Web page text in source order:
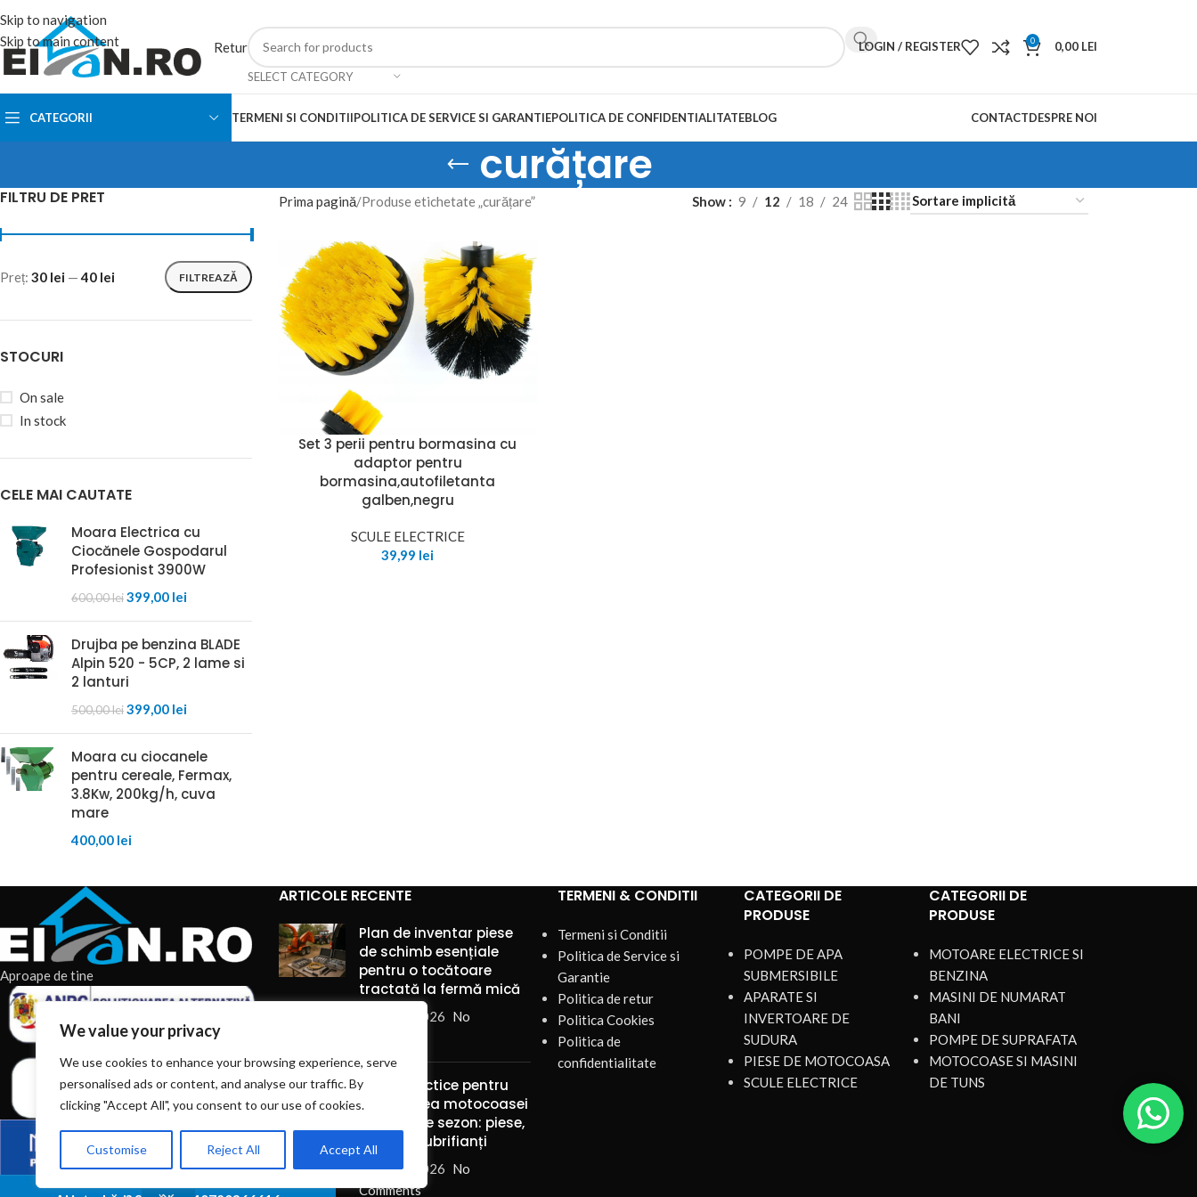
We value your privacy
We use cookies to enhance your browsing experience, serve
personalised ads or content, and analyse our traffic. By
clicking "Accept All", you consent to our use of cookies.
Customise Reject All Accept All
Skip to navigation
Skip to main content
Retur
SELECT CATEGORY
LOGIN / REGISTER 0 0,00 LEI
CATEGORII TERMENI SI CONDITIIPOLITICA DE SERVICE SI GARANTIEPOLITICA DE CONFIDENTIALITATEBLOG CONTACTDESPRE NOI
curățare
FILTRU DE PRET
FILTREAZĂ
Preț: 30 lei —40 lei
STOCURI
On sale
In stock
CELE MAI CAUTATE
Moara Electrica cu
Ciocănele Gospodarul
Profesionist 3900W
600,00lei399,00 lei
Drujba pe benzina BLADE
Alpin 520 - 5CP, 2 lame si
2 lanturi
500,00lei399,00 lei
Moara cu ciocanele
pentru cereale, Fermax,
3.8Kw, 200kg/h, cuva
mare
400,00 lei
Prima pagină Produse etichetate „curățare” Show 9 12 18 24
Set 3 perii pentru bormasina cu
adaptor pentru
bormasina,autofiletanta
galben,negru
SCULE ELECTRICE
39,99 lei
Aproape de tine
ARTICOLE RECENTE
Plan de inventar piese
de schimb esențiale
pentru o tocătoare
tractată la fermă mică
7 august 2026 No
Truse practice pentru
întreținerea motocoasei
pe timp de sezon: piese,
unelte și lubrifianți
7 august 2026 No
Comments
TERMENI & CONDITII
Termeni si Conditii
Politica de Service si
Garantie
Politica de retur
Politica Cookies
Politica de
confidentialitate
CATEGORII DE
PRODUSE
POMPE DE APA
SUBMERSIBILE
APARATE SI
INVERTOARE DE
SUDURA
PIESE DE MOTOCOASA
SCULE ELECTRICE
CATEGORII DE
PRODUSE
MOTOARE ELECTRICE SI
BENZINA
MASINI DE NUMARAT
BANI
POMPE DE SUPRAFATA
MOTOCOASE SI MASINI
DE TUNS